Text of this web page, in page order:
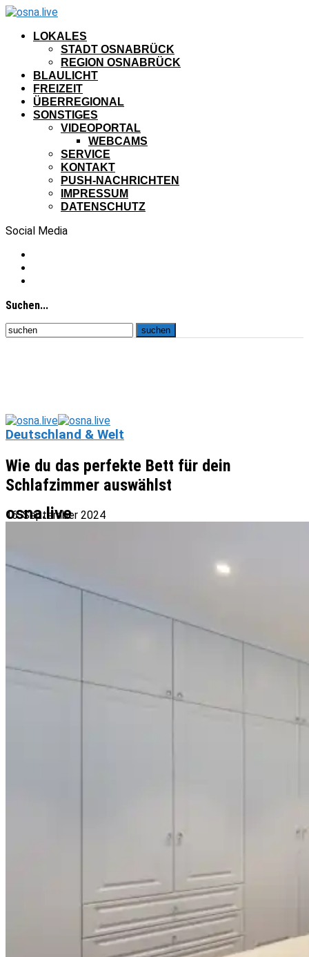
LOKALES
STADT OSNABRÜCK
REGION OSNABRÜCK
BLAULICHT
FREIZEIT
ÜBERREGIONAL
SONSTIGES
VIDEOPORTAL
WEBCAMS
SERVICE
KONTAKT
PUSH-NACHRICHTEN
IMPRESSUM
DATENSCHUTZ
Social Media
Suchen...
osna.live
Deutschland & Welt
Wie du das perfekte Bett für dein
Schlafzimmer auswählst
16. September 2024